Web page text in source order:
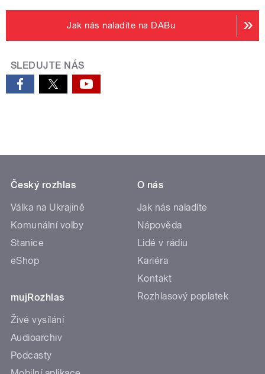
Jak nás naladíte na DABu
SLEDUJTE NÁS
Český rozhlas
Válka na Ukrajině
Komunální volby
Stanice
eShop
mujRozhlas
Živé vysílání
Audioarchiv
Podcasty
O nás
Jak nás naladíte
Nápověda
Lidé v rádiu
Kariéra
Kontakt
Rozhlasový poplatek